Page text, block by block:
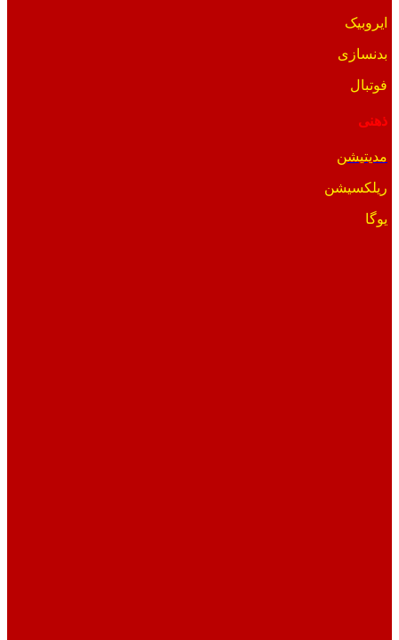
ایروبیک
بدنسازی
فوتبال
ذهنی
مدیتیشن
ریلکسیشن
یوگا